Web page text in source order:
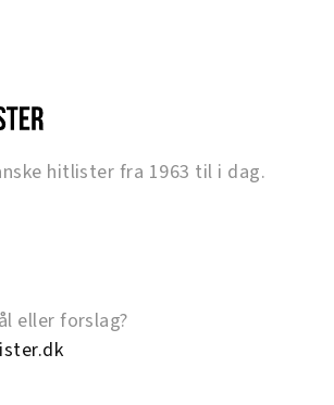
hitlister fra 1963 til i dag.
eller forslag?